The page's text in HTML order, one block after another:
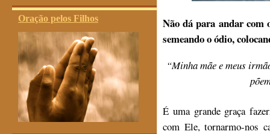
Oração pelos Filhos
Não dá para andar com
semeando o ódio,
“Minha mãe e meus
É uma grande graça
com Ele, tornarmo-nos